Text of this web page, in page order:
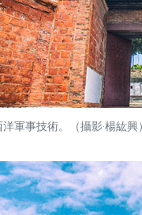
軍事技術。（攝影‧楊紘興